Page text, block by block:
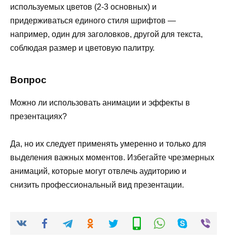
используемых цветов (2-3 основных) и
придерживаться единого стиля шрифтов —
например, один для заголовков, другой для текста,
соблюдая размер и цветовую палитру.
Вопрос
Можно ли использовать анимации и эффекты в
презентациях?
Да, но их следует применять умеренно и только для
выделения важных моментов. Избегайте чрезмерных
анимаций, которые могут отвлечь аудиторию и
снизить профессиональный вид презентации.